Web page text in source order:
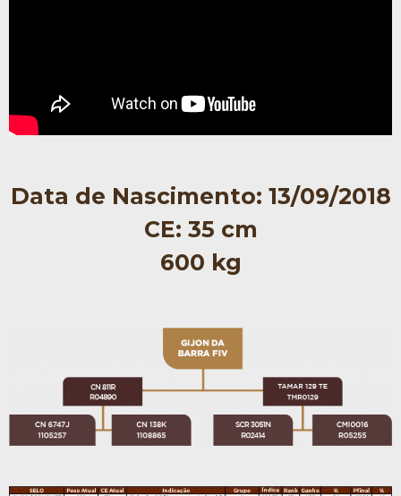
Data de Nascimento: 13/09/2018
CE: 35 cm
600 kg